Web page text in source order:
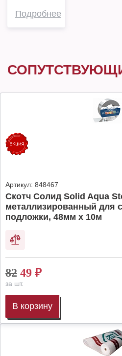
Подробнее
Артикул: 848467
Скотч Солид Solid Aqua
металлизированный для
подложки, 48мм х 10м
82 49 ₽
за шт.
В корзину